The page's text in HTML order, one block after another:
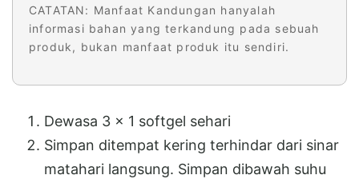
CATATAN: Manfaat Kandungan hanyalah
informasi bahan yang terkandung pada sebuah
produk, bukan manfaat produk itu sendiri.
Dewasa 3 x 1 softgel sehari
Simpan ditempat kering terhindar dari sinar
matahari langsung. Simpan dibawah suhu